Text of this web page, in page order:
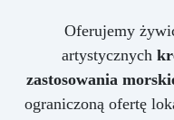
Oferujemy
artystycznych
zastosowania
ograniczoną ofertę